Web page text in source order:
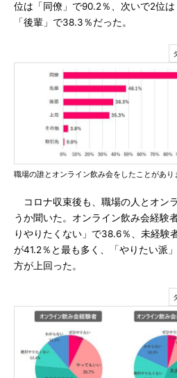
位は「同僚」で90.2％、次いで2位
「後輩」で38.3％だった。
職場の誰とオンライン飲み会をしたことがあり
コロナ収束後も、職場の人とオン
うか聞いた。オンライン飲み会経験
りやりたくない」で38.6％、未経験
が41.2％と最も多く、「やりたい派
方が上回った。